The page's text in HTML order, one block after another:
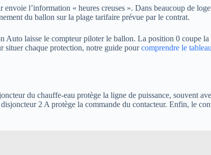
l’information « heures creuses ». Dans beaucoup de
du ballon sur la plage tarifaire prévue par le contrat.
Auto laisse le compteur piloter le ballon. La position 0 coupe
situer chaque protection, notre guide pourcomprendre le
du chauffe-eau protège la ligne de puissance, souvent
2 A protège la commande du contacteur. Enfin, le